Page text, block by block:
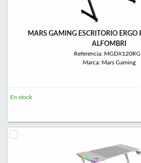
MARS GAMING ESCRITORIO ERGO
ALFOMBRI
Referencia:
Marca: Mars Gaming
En stock